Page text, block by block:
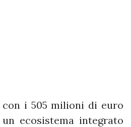
i 505 milioni di euro
ecosistema integrato